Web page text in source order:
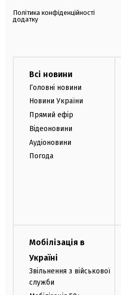
Політика конфіденційності
додатку
Всі новини
Головні новини
Новини України
Прямий ефір
Відеоновини
Аудіоновини
Погода
Мобілізація в
Україні
Звільнення з військової
служби